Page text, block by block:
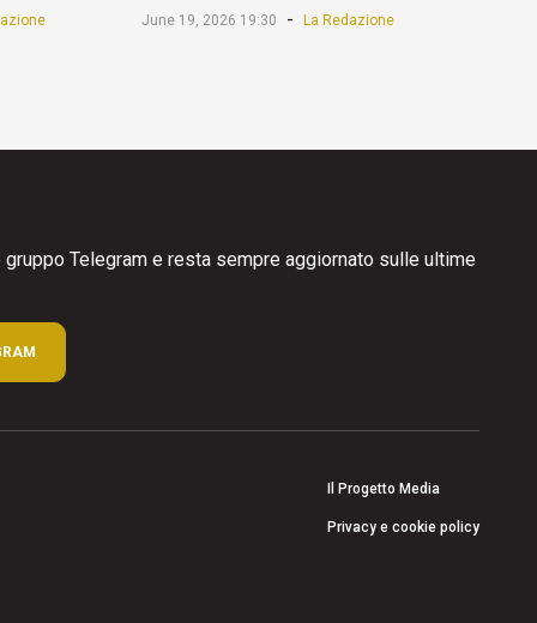
June 19, 2026 19:30 - La Redazione
Telegram e resta sempre aggiornato sulle ultime
Il Progetto Media
Privacy e cookie policy